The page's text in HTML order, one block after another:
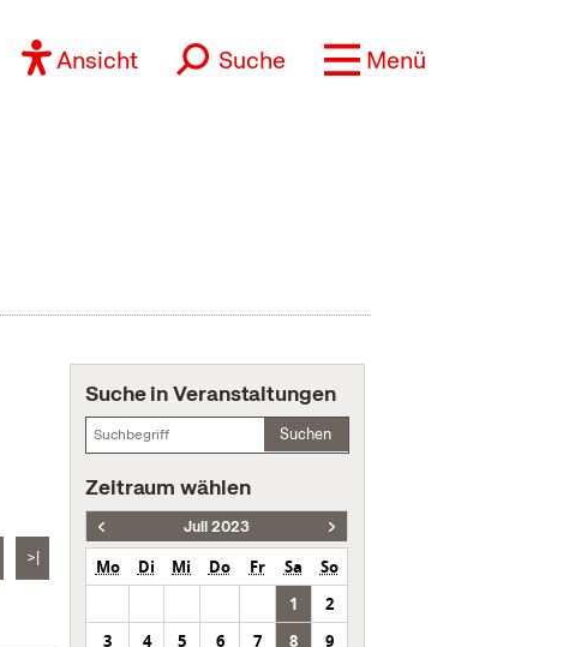
Ansicht Suche Menü
>|
Suche in Veranstaltungen
Suchen
Zeitraum wählen
Juli 2023
Mo Di Mi Do Fr Sa
So
1
2
3
4 5 6 7 8
9